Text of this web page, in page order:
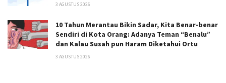
3 AGUSTUS 2026
10 Tahun Merantau Bikin Sadar, Kita Benar-benar
Sendiri di Kota Orang: Adanya Teman “Benalu”
dan Kalau Susah pun Haram Diketahui Ortu
3 AGUSTUS 2026